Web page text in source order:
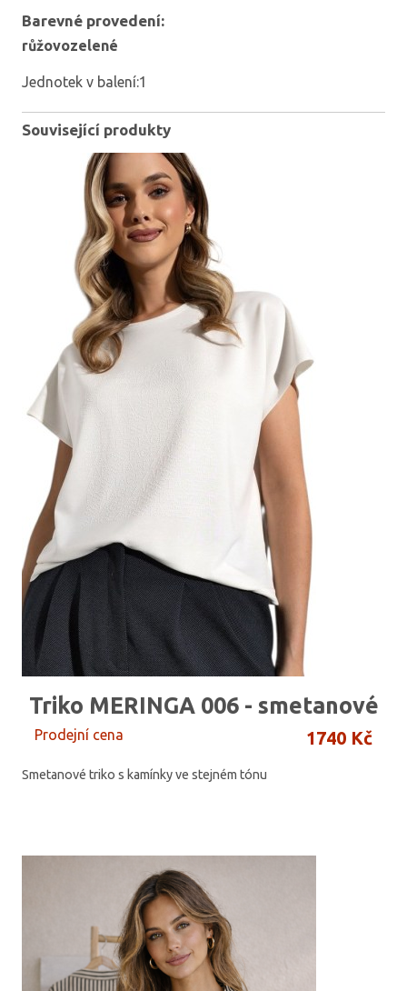
Barevné provedení:
růžovozelené
Jednotek v balení:1
Související produkty
Triko MERINGA 006 - smetanové
Prodejní cena 1740 Kč
Smetanové triko s kamínky ve stejném tónu